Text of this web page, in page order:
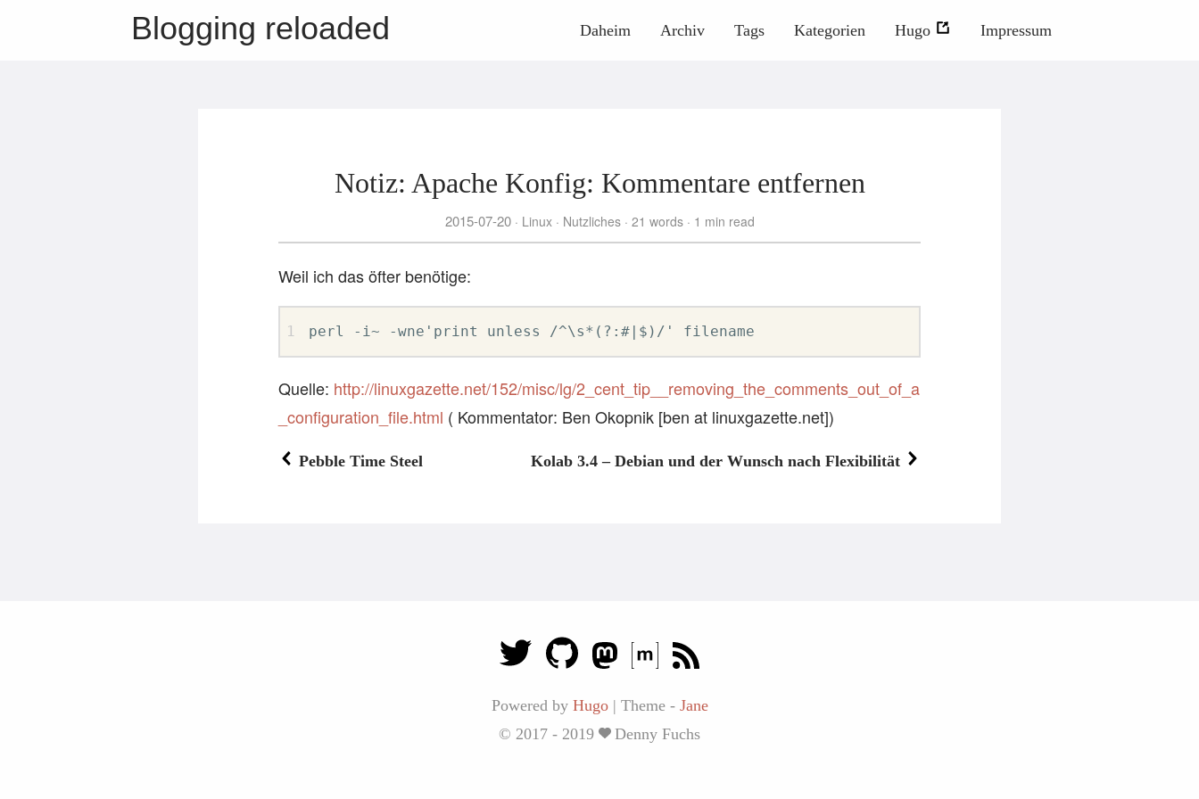
Blogging reloaded Daheim Archiv Tags Kategorien Hugo Impressum
Notiz: Apache Konfig: Kommentare entfernen
2015-07-20 Linux Nutzliches 21 words 1 min read
Weil ich das öfter benötige:
perl -i~ -wne'print unless /^\s*(?:#|$)/' filename
Quelle: http://linuxgazette.net/152/misc/lg/2_cent_tip__removing_the_comments_out_of_a
_configuration_file.html ( Kommentator: Ben Okopnik [ben at linuxgazette.net])
Pebble Time Steel Kolab 3.4 – Debian und der Wunsch nach Flexibilität
Powered by Hugo | Theme - Jane
© 2017 - 2019
Denny Fuchs